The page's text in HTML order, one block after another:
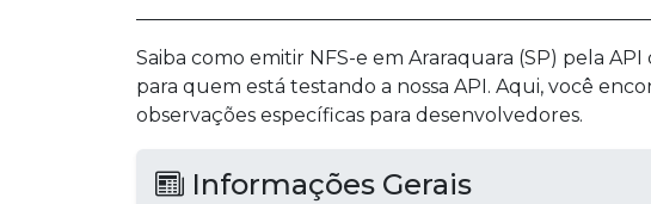
Saiba como emitir NFS-e em Araraquara (SP) pela
para quem está testando a nossa API. Aqui, você
observações específicas para desenvolvedores.
Informações Gerais